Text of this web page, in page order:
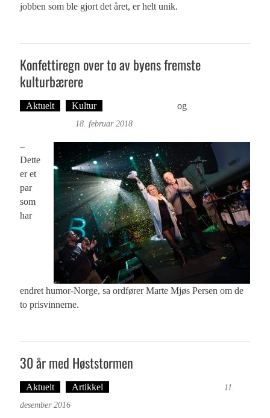
jobben som ble gjort det året, er helt unik.
Konfettiregn over to av byens fremste
kulturbærere
Aktuelt Kultur og
18. februar 2018
–
Dette
er et
par
som
har
endret humor-Norge, sa ordfører Marte Mjøs Persen om de
to prisvinnerne.
30 år med Høststormen
Aktuelt Artikkel
11.
desember 2016